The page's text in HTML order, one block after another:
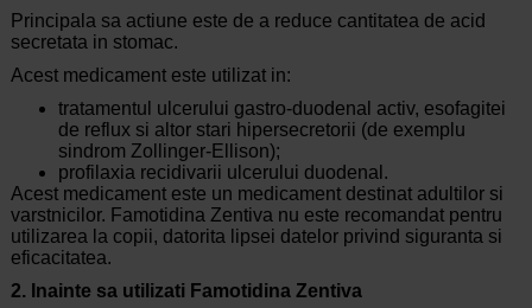
Principala sa actiune este de a reduce cantitatea de acid
secretata in stomac.
Acest medicament este utilizat in:
tratamentul ulcerului gastro-duodenal activ, esofagitei
de reflux si altor stari hipersecretorii (de exemplu
sindrom Zollinger-Ellison);
profilaxia recidivarii ulcerului duodenal.
Acest medicament este un medicament destinat adultilor si
varstnicilor. Famotidina Zentiva nu este recomandat pentru
utilizarea la copii, datorita lipsei datelor privind siguranta si
eficacitatea.
2. Inainte sa utilizati Famotidina Zentiva